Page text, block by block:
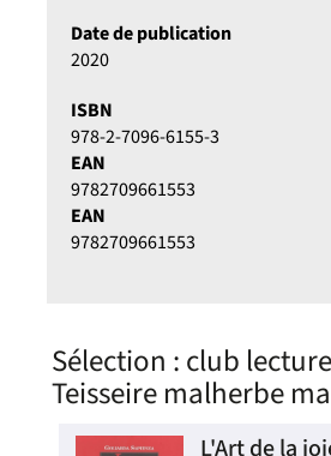
Date de publication
2020
ISBN
978-2-7096-6155-3
EAN
9782709661553
EAN
9782709661553
Sélection : club
Teisseire malherbe
L'Art de la